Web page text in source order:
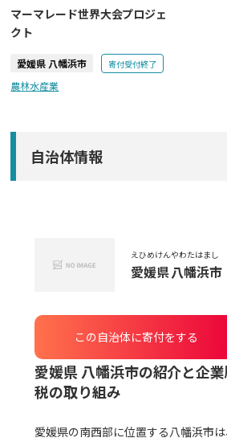
マーマレード世界大会プロジェ
クト
愛媛県 八幡浜市 寄付受付終了
農林水産業
自治体情報
えひめけん
愛媛県
やわたはまし
八幡浜市
この自治体に寄付をする
愛媛県 八幡浜市の紹介と企
税の取り組み
愛媛県の南西部に位置する八幡浜市